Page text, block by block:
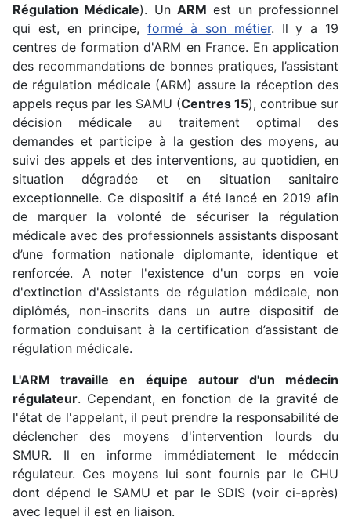
Régulation Médicale). UnARM est un professionnel
qui est, en principe,formé à son métier. Il y a 19
centres de formation d'ARM en France. En application
des recommandations de bonnes pratiques, l’assistant
de régulation médicale (ARM) assure la réception des
appels reçus par les SAMU (Centres 15), contribue sur
décision médicale au traitement optimal des
demandes et participe à la gestion des moyens, au
suivi des appels et des interventions, au quotidien, en
situation dégradée et en situation sanitaire
exceptionnelle. Ce dispositif a été lancé en 2019 afin
de marquer la volonté de sécuriser la régulation
médicale avec des professionnels assistants disposant
d’une formation nationale diplomante, identique et
renforcée. A noter l'existence d'un corps en voie
d'extinction d'Assistants de régulation médicale, non
diplômés, non-inscrits dans un autre dispositif de
formation conduisant à la certification d’assistant de
régulation médicale.
L'ARM travaille en équipe autour d'un médecin
régulateur. Cependant, en fonction de la gravité de
l'état de l'appelant, il peut prendre la responsabilité de
déclencher des moyens d'intervention lourds du
SMUR. Il en informe immédiatement le médecin
régulateur. Ces moyens lui sont fournis par le CHU
dont dépend le SAMU et par le SDIS (voir ci-après)
avec lequel il est en liaison.